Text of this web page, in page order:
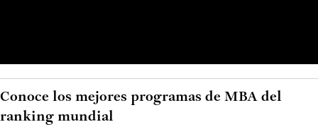
Conoce los mejores programas de MBA del
ranking mundial